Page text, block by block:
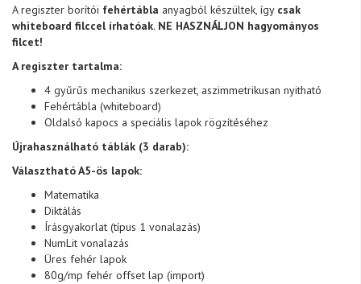
A regiszter borítói fehértábla anyagból készültek, így csak
whiteboard filccel írhatóak. NE HASZNÁLJON hagyományos
filcet!
A regiszter tartalma:
4 gyűrűs mechanikus szerkezet, aszimmetrikusan nyitható
Fehértábla (whiteboard)
Oldalsó kapocs a speciális lapok rögzítéséhez
Újrahasználható táblák (3 darab):
Választható A5-ös lapok:
Matematika
Diktálás
Írásgyakorlat (típus 1 vonalazás)
NumLit vonalazás
Üres fehér lapok
80g/mp fehér offset lap (import)